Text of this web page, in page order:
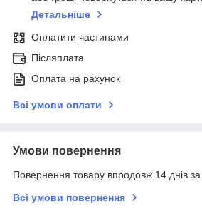
Детальніше
Оплатити частинами
Післяплата
Оплата на рахунок
Всі умови оплати
Умови повернення
Повернення товару впродовж 14 днів
Всі умови повернення